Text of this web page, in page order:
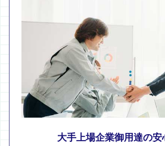
大手上場企業御用達の